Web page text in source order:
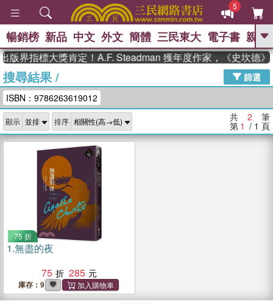
5
GO
高希均教授回憶錄
、 The Odyssey 、 父親節 、 花開錦
李登輝時代 、 數學女孩：黎曼猜想
、
如果歷史是一
群喵 、 臺灣漫遊錄
暢銷榜 新品 中文 外文 簡體 三民東大 電子書 親子
版界指標大獎肯定！A.F. Steadman 獲年度作家，《史坎德》
搜尋結果/
篩選
ISBN：9786263619012
顯示 排序 共 2 筆
第 1 / 1 頁
75 折
1.無盡的夜
75
285
庫存：9